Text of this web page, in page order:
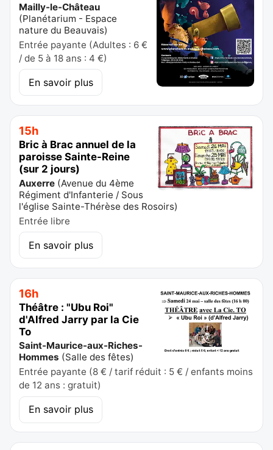
Mailly-le-Château
(Planétarium - Espace
nature du Beauvais)
Entrée payante (Adultes : 6 €
/ de 5 à 18 ans : 4 €)
En savoir plus
15h
Bric à Brac annuel de la
paroisse Sainte-Reine
(sur 2 jours)
Auxerre (Avenue du 4ème
Régiment d'Infanterie / Sous
l'église Sainte-Thérèse des Rosoirs)
Entrée libre
En savoir plus
16h
Théâtre : "Ubu Roi"
d'Alfred Jarry par la Cie
To
Saint-Maurice-aux-Riches-
Hommes (Salle des fêtes)
Entrée payante (8 € / tarif réduit : 5 € / enfants moins
de 12 ans : gratuit)
En savoir plus